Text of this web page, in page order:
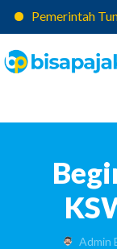
Pemerintah
Admin